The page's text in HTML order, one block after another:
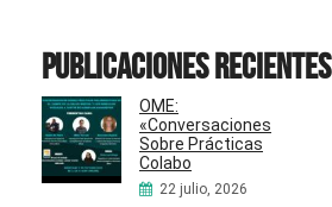
Publicaciones recientes
OME:
«Conversaciones
Sobre Prácticas
Colabo
22 julio, 2026